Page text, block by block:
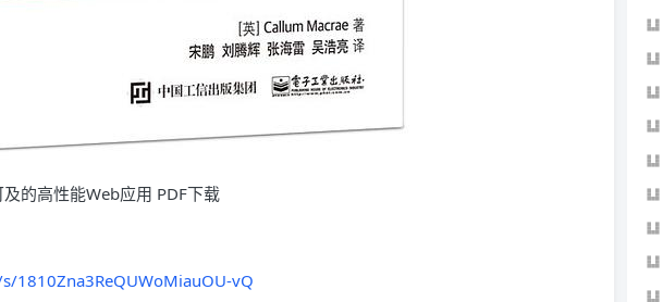
的高性能Web应用 PDF下载
1810Zna3ReQUWoMiauOU-vQ